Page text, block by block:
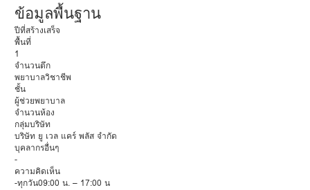
ข้อมูลพื้นฐาน
ปีที่สร้างเสร็จ
พื้นที่
1
จำนวนตึก
พยาบาลวิชาชีพ
ชั้น
ผู้ช่วยพยาบาล
จำนวนห้อง
กลุ่มบริษัท
บริษัท ยู เวล แคร์ พลัส จำกัด
บุคลากรอื่นๆ
-
ความคิดเห็น
-ทุกวัน09:00 น. – 17:00 น